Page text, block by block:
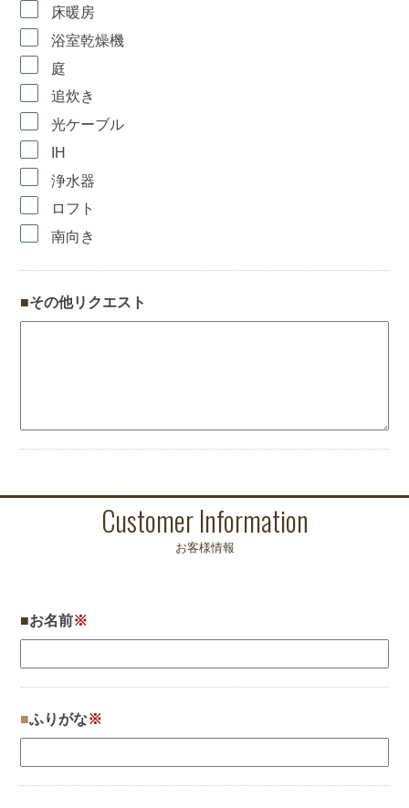
床暖房
浴室乾燥機
庭
追炊き
光ケーブル
IH
浄水器
ロフト
南向き
その他リクエスト
Customer Information
お客様情報
お名前※
ふりがな※